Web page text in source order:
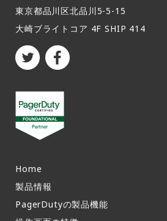
東京都品川区北品川5-5-15​
大崎ブライトコア 4F SHIP 414
Home
製品情報​
PagerDutyの製品機能​